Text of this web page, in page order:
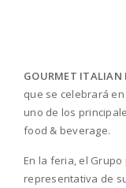
GOURMET ITALIAN
que se celebrará en
uno de los
food & beverage.
En la feria, el
representativa de